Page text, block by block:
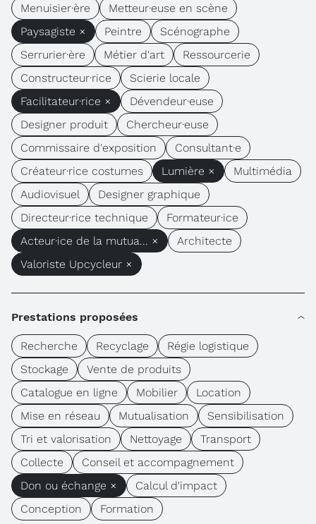
Menuisier·ère
Metteur·euse en scène
Paysagiste ×
Peintre
Scénographe
Serrurier·ère
Métier d'art
Ressourcerie
Constructeur·rice
Scierie locale
Facilitateur·rice ×
Dévendeur·euse
Designer produit
Chercheur·euse
Commissaire d'exposition
Consultant·e
Créateur·rice costumes
Lumière ×
Multimédia
Audiovisuel
Designer graphique
Directeur·rice technique
Formateur·ice
Acteur·ice de la mutua... ×
Architecte
Valoriste Upcycleur ×
Prestations proposées
Recherche Recyclage
Régie logistique
Stockage
Vente de produits
Catalogue en ligne
Mobilier
Location
Mise en réseau
Mutualisation
Sensibilisation
Tri et valorisation
Nettoyage
Transport
Collecte
Conseil et accompagnement
Don ou échange ×
Calcul d'impact
Conception
Formation